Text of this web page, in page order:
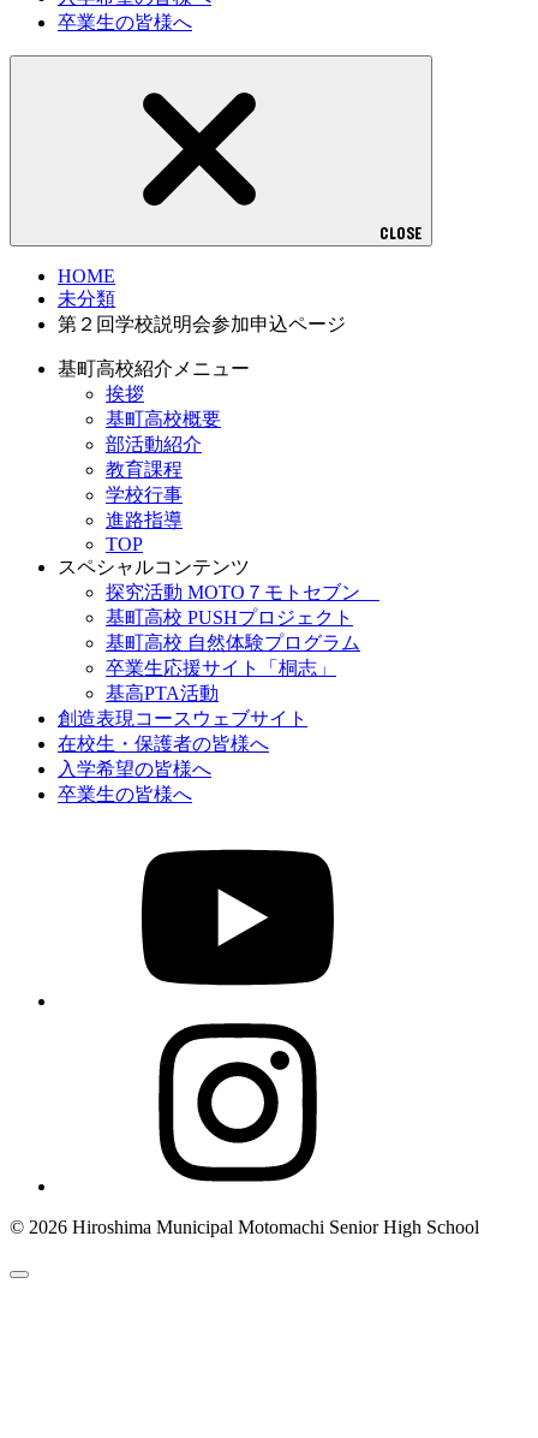
卒業生の皆様へ
CLOSE
HOME
未分類
第２回学校説明会参加申込ページ
基町高校紹介メニュー
挨拶
基町高校概要
部活動紹介
教育課程
学校行事
進路指導
TOP
スペシャルコンテンツ
探究活動 MOTO７モトセブン
基町高校 PUSHプロジェクト
基町高校 自然体験プログラム
卒業生応援サイト「桐志」
基高PTA活動
創造表現コースウェブサイト
在校生・保護者の皆様へ
入学希望の皆様へ
卒業生の皆様へ
© 2026 Hiroshima Municipal Motomachi Senior High School